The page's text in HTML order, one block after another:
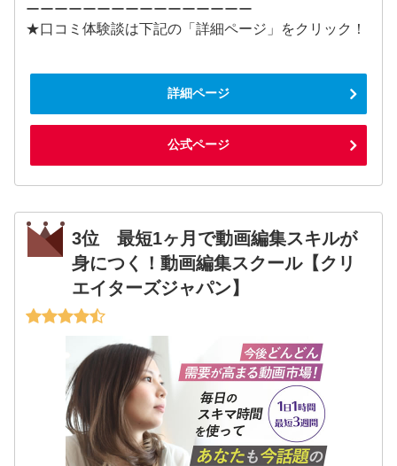
ーーーーーーーーーーーーーーーー
★口コミ体験談は下記の「詳細ページ」をクリック！
詳細ページ
公式ページ
3位 最短1ヶ月で動画編集スキルが
身につく！動画編集スクール【クリ
エイターズジャパン】